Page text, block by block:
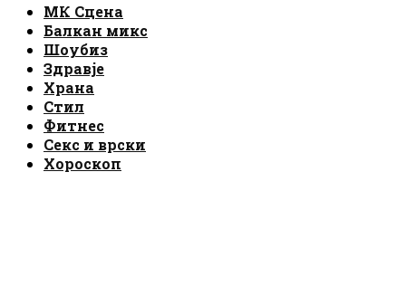
МК Сцена
Балкан микс
Шоубиз
Здравје
Храна
Стил
Фитнес
Секс и врски
Хороскоп